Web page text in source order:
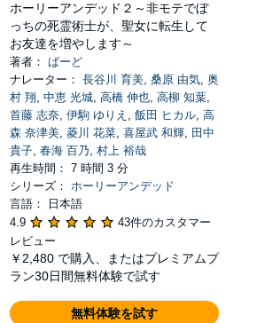
ホーリーアンデッド２～非モテでぼ
っちの死霊術士が、聖女に転生して
お友達を増やします～
著者： ばーど
ナレーター： 長谷川 育美, 桑原 由気, 奥
村 翔, 中恵 光城, 高橋 伸也, 高柳 知葉,
首藤 志奈, 伊駒 ゆりえ , 飯田 ヒカル, 高
森 奈津美, 菱川 花菜, 喜屋武 和輝, 田中
貴子, 春海 百乃, 村上 裕哉
再生時間： 7 時間 3 分
シリーズ： ホーリーアンデッド
言語： 日本語
4.9
43件のカスタマー
レビュー
￥2,480 で購入、またはプレミアムプ
ラン30日間無料体験で試す
無料体験を試す